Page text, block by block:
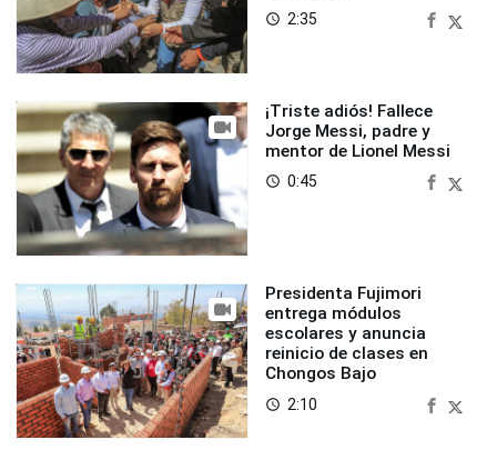
access_time 2:35
¡Triste adiós! Fallece
Jorge Messi, padre y
mentor de Lionel Messi
access_time 0:45
Presidenta Fujimori
entrega módulos
escolares y anuncia
reinicio de clases en
Chongos Bajo
access_time 2:10